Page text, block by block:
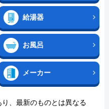
給湯器
お風呂
メーカー
、最新のものとは異なる